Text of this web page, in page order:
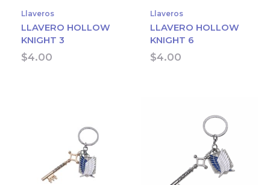
Llaveros
LLAVERO HOLLOW
KNIGHT 3
$4.00
Llaveros
LLAVERO HOLLOW
KNIGHT 6
$4.00